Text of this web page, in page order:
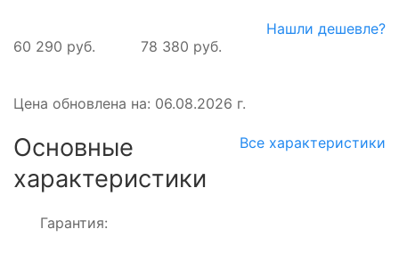
60 290 руб. 78 380 руб.
Нашли дешевле?
Цена обновлена на: 06.08.2026 г.
Основные
характеристики
Все характеристики
Гарантия: